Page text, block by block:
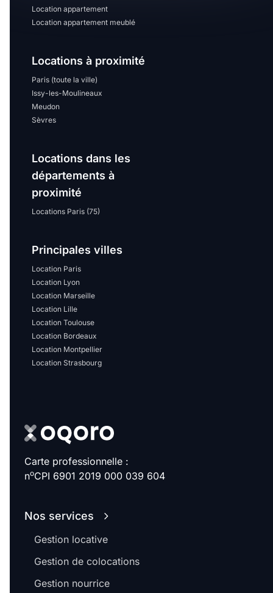
Location appartement
Location appartement meublé
Locations à proximité
Paris (toute la ville)
Issy-les-Moulineaux
Meudon
Sèvres
Locations dans les
départements à
proximité
Locations Paris (75)
Principales villes
Location Paris
Location Lyon
Location Marseille
Location Lille
Location Toulouse
Location Bordeaux
Location Montpellier
Location Strasbourg
Carte professionnelle :
noCPI 6901 2019 000 039 604
Nos services
Gestion locative
Gestion de colocations
Gestion nourrice